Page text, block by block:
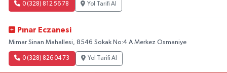
0 (328) 812 56 78 Yol Tarifi Al
Pınar Eczanesi
Mimar Sinan Mahallesi, 8546 Sokak No:4 A Merkez Osmaniye
0 (328) 826 04 73 Yol Tarifi Al